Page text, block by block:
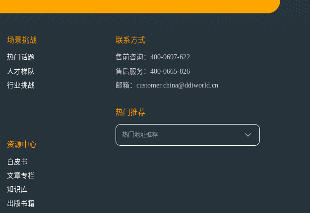
场景挑战
热门话题
人才梯队
行业挑战
资源中心
白皮书
文章专栏
知识库
出版书籍
联系方式
售前咨询：400-9697-622
售后服务：400-0665-826
邮箱：customer.china@ddiworld.cn
热门推荐